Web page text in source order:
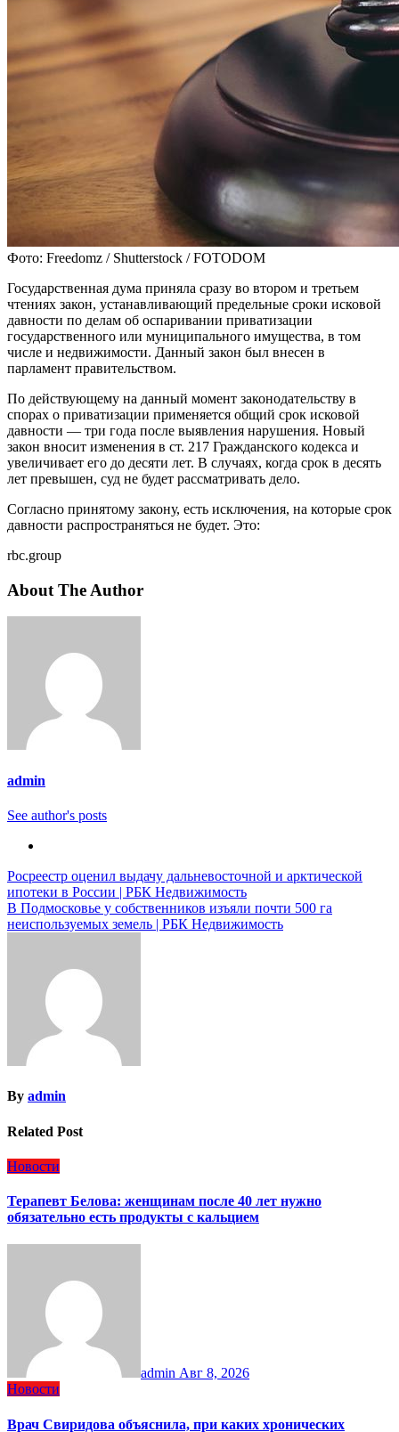
Фото: Freedomz / Shutterstock / FOTODOM
Государственная дума приняла сразу во втором и третьем
чтениях закон, устанавливающий предельные сроки исковой
давности по делам об оспаривании приватизации
государственного или муниципального имущества, в том
числе и недвижимости. Данный закон был внесен в
парламент правительством.
По действующему на данный момент законодательству в
спорах о приватизации применяется общий срок исковой
давности — три года после выявления нарушения. Новый
закон вносит изменения в ст. 217 Гражданского кодекса и
увеличивает его до десяти лет. В случаях, когда срок в десять
лет превышен, суд не будет рассматривать дело.
Согласно принятому закону, есть исключения, на которые срок
давности распространяться не будет. Это:
rbc.group
About The Author
admin
See author's posts
Навигация
по
записям
Росреестр оценил выдачу дальневосточной и арктической
ипотеки в России | РБК Недвижимость
В Подмосковье у собственников изъяли почти 500 га
неиспользуемых земель | РБК Недвижимость
By admin
Related Post
Новости
Терапевт Белова: женщинам после 40 лет нужно
обязательно есть продукты с кальцием
admin Авг 8, 2026
Новости
Врач Свиридова объяснила, при каких хронических